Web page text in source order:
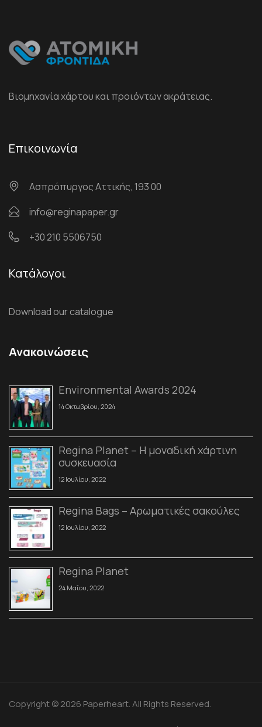
Βιομηχανία χάρτου και προιόντων ακράτειας.
Επικοινωνία
Ασπρόπυργος Αττικής, 193 00
info@reginapaper.gr
+30 210 5506750
Κατάλογοι
Download our catalogue
Ανακοινώσεις
Environmental Awards 2024
14 Οκτωβρίου, 2024
Regina Planet – Η μοναδική χάρτινη
συσκευασία
12 Ιουλίου, 2022
Regina Bags – Αρωματικές σακούλες
12 Ιουλίου, 2022
Regina Planet
24 Μαΐου, 2022
Copyright © 2026 Paperheart. All Rights Reserved.